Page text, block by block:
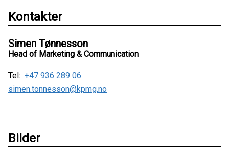
Kontakter
Simen Tønnesson
Head of Marketing & Communication
Tel: +47 936 289 06
simen.tonnesson@kpmg.no
Bilder